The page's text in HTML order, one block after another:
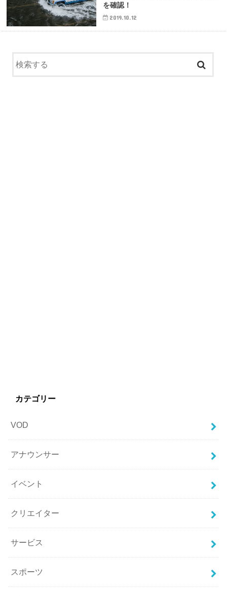
を確認！
2019.10.12
カテゴリー
VOD
アナウンサー
イベント
クリエイター
サービス
スポーツ